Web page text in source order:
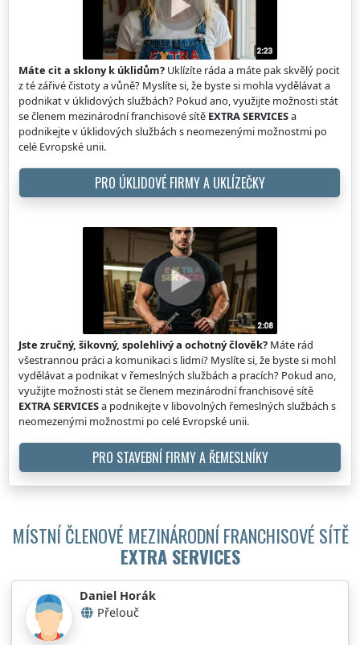
Máte cit a sklony k úklidům? Uklízíte ráda a máte pak skvělý pocit
z té zářivé čistoty a vůně? Myslíte si, že byste si mohla vydělávat a
podnikat v úklidových službách? Pokud ano, využijte možnosti stát
se členem mezinárodní franchisové sítě EXTRA SERVICESa
podnikejte v úklidových službách s neomezenými možnostmi po
celé Evropské unii.
PRO ÚKLIDOVÉ FIRMY A UKLÍZEČKY
Jste zručný, šikovný, spolehlivý a ochotný člověk? Máte rád
všestrannou práci a komunikaci s lidmi? Myslíte si, že byste si mohl
vydělávat a podnikat v řemeslných službách a pracích? Pokud ano,
využijte možnosti stát se členem mezinárodní franchisové sítě
EXTRA SERVICESa podnikejte v libovolných řemeslných službách s
neomezenými možnostmi po celé Evropské unii.
PRO STAVEBNÍ FIRMY A ŘEMESLNÍKY
MÍSTNÍ ČLENOVÉ MEZINÁRODNÍ FRANCHISOVÉ SÍTĚ
EXTRA SERVICES
Daniel Horák
Přelouč